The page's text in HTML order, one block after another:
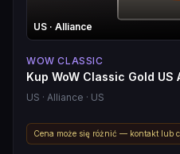
US · Alliance
WOW CLASSIC
Kup WoW Classic Gold US
US · Alliance · US
Cena może się różnić — kontakt lub